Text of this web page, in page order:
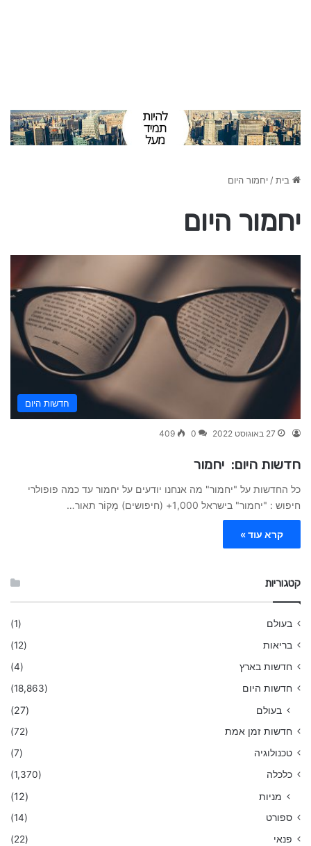
בית/יחמור היום
יחמור היום
חדשות היום
27 באוגוסט 2022 0
409
חדשות היום: יחמור
כל החדשות על "יחמור" מה אנחנו יודעים על יחמור עד כמה פופולרי
חיפוש : "יחמור" בישראל 1,000+ (חיפושים) מָקוֹר תאור…
קרא עוד »
קטגוריות
בעולם
(1)
בריאות
(12)
חדשות בארץ
(4)
חדשות היום
(18,863)
בעולם (27)
חדשות זמן אמת
(72)
טכנולוגיה
(7)
כלכלה
(1,370)
מניות (12)
ספורט
(14)
פנאי
(22)